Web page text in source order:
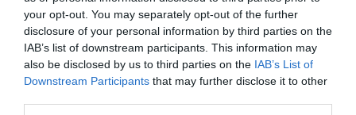
your opt-out. You may separately opt-out of the further
disclosure of your personal information by third parties on the
IAB’s list of downstream participants. This information may
also be disclosed by us to third parties on the IAB’s List of
Downstream Participants that may further disclose it to other
Pour faciliter l’organisation, le magazine Gourmand
recommande d’utiliser des pâtes courtes, de
préférence complètes, cuites al dente puis rincées à
l’eau froide. Ces pâtes tiennent mieux en salade et se
conservent au réfrigérateur. Il est conseillé de laisser
reposer le plat au moins 30 minutes au frais, de le